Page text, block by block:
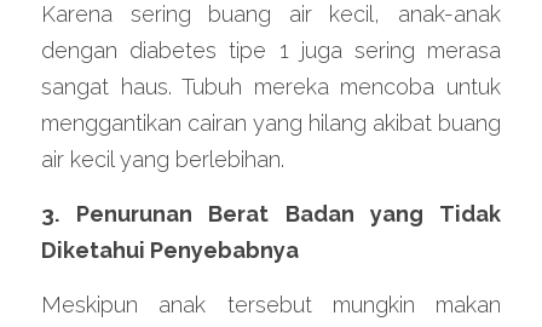
Karena sering buang air kecil, anak-anak
dengan diabetes tipe 1 juga sering merasa
sangat haus. Tubuh mereka mencoba untuk
menggantikan cairan yang hilang akibat buang
air kecil yang berlebihan.
3. Penurunan Berat Badan yang Tidak
Diketahui Penyebabnya
Meskipun anak tersebut mungkin makan